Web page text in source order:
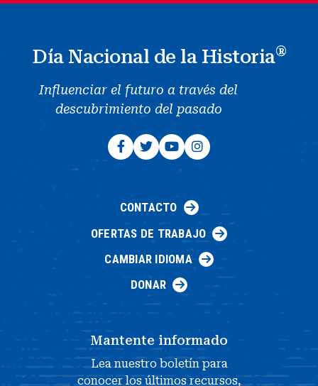
Día Nacional de la Historia®
Influenciar el futuro a través del
descubrimiento del pasado
CONTACTO
OFERTAS DE TRABAJO
CAMBIAR IDIOMA
DONAR
Mantente informado
Lea nuestro boletín para
conocer los últimos recursos,